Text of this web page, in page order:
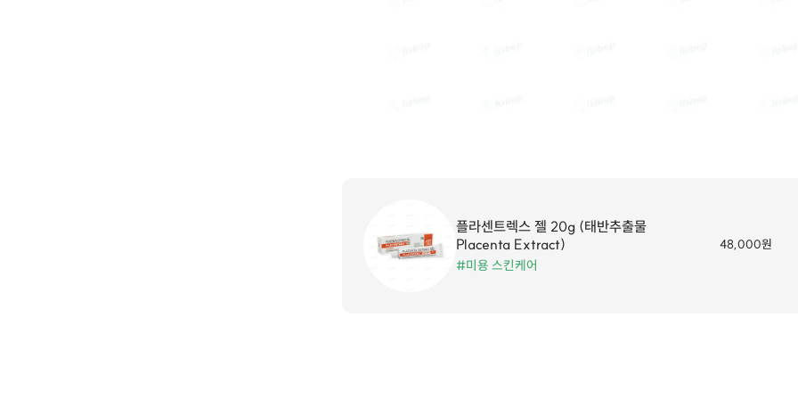
플라센트렉스 젤 20g (태반추출물
Placenta Extract)
#미용 스킨케어
48,000원